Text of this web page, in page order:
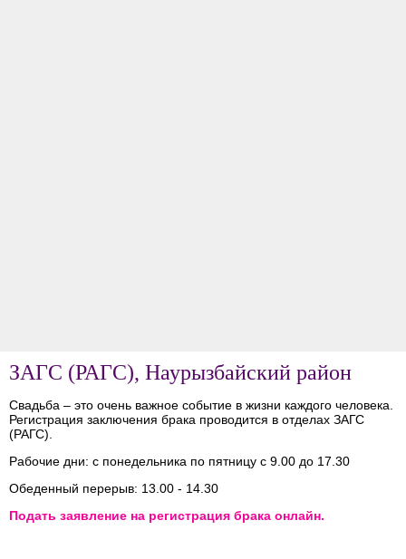
ЗАГС (РАГС), Наурызбайский район
Свадьба – это очень важное событие в жизни каждого человека.
Регистрация заключения брака проводится в отделах ЗАГС
(РАГС).
Рабочие дни: с понедельника по пятницу с 9.00 до 17.30
Обеденный перерыв: 13.00 - 14.30
Подать заявление на регистрация брака онлайн.